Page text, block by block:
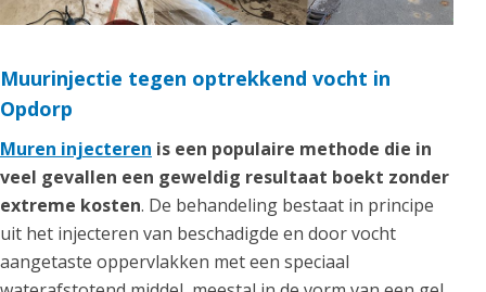
Muurinjectie tegen optrekkend vocht in
Opdorp
Muren injecteren is een populaire methode die in
veel gevallen een geweldig resultaat boekt zonder
extreme kosten. De behandeling bestaat in principe
uit het injecteren van beschadigde en door vocht
aangetaste oppervlakken met een speciaal